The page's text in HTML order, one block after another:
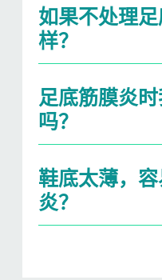
如果不处理
样？
足底筋膜炎
吗？
鞋底太薄，
炎？